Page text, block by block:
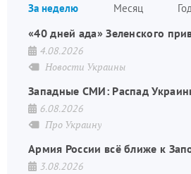
За неделю Месяц
«40 дней ада» Зеленского
4.08.2026
Новости Украины
Западные СМИ: Распад
6.08.2026
Про Украину
Армия России всё ближе к
3.08.2026